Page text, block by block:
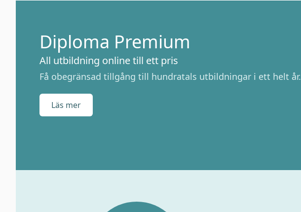
Diploma Premium
All utbildning online till ett pris
Få obegränsad tillgång till hundratals utbildningar i ett helt år.
Läs mer